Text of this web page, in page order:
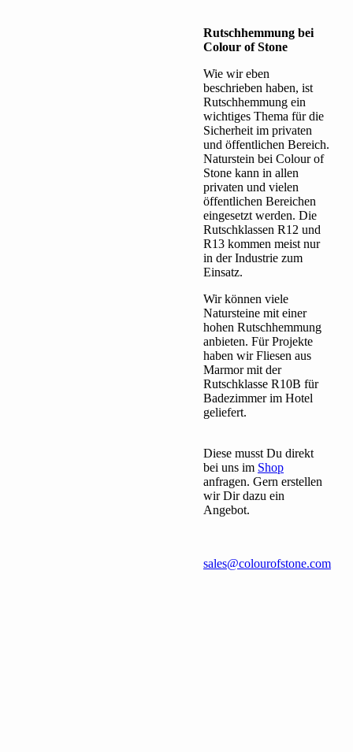
Rutschhemmung bei
Colour of Stone
Wie wir eben
beschrieben haben, ist
Rutschhemmung ein
wichtiges Thema für die
Sicherheit im privaten
und öffentlichen Bereich.
Naturstein bei Colour of
Stone kann in allen
privaten und vielen
öffentlichen Bereichen
eingesetzt werden. Die
Rutschklassen R12 und
R13 kommen meist nur
in der Industrie zum
Einsatz.
Wir können viele
Natursteine mit einer
hohen Rutschhemmung
anbieten. Für Projekte
haben wir Fliesen aus
Marmor mit der
Rutschklasse R10B für
Badezimmer im Hotel
geliefert.
Diese musst Du direkt
bei uns im Shop
anfragen. Gern erstellen
wir Dir dazu ein
Angebot.
sales@colourofstone.com